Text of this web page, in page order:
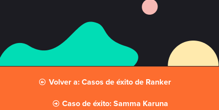
Volver a: Casos de éxito de Ranker
Caso de éxito: Samma Karuna